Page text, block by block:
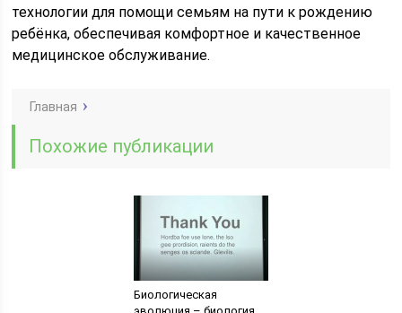
технологии для помощи семьям на пути к рождению
ребёнка, обеспечивая комфортное и качественное
медицинское обслуживание.
Главная
Похожие публикации
Биологическая